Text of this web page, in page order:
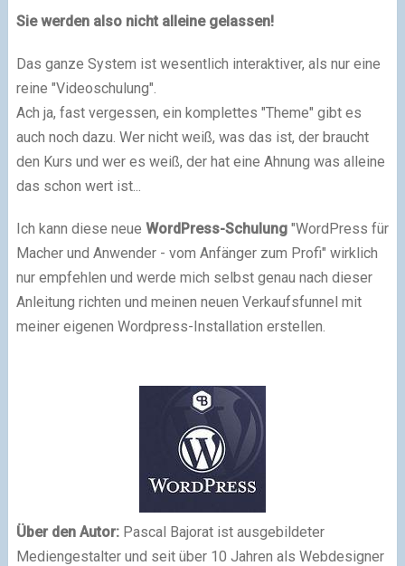
Sie werden also nicht alleine gelassen!
Das ganze System ist wesentlich interaktiver, als nur eine
reine "Videoschulung".
Ach ja, fast vergessen, ein komplettes "Theme" gibt es
auch noch dazu. Wer nicht weiß, was das ist, der braucht
den Kurs und wer es weiß, der hat eine Ahnung was alleine
das schon wert ist...
Ich kann diese neue WordPress-Schulung"WordPress für
Macher und Anwender - vom Anfänger zum Profi" wirklich
nur empfehlen und werde mich selbst genau nach dieser
Anleitung richten und meinen neuen Verkaufsfunnel mit
meiner eigenen Wordpress-Installation erstellen.
Über den Autor: Pascal Bajorat ist ausgebildeter
Mediengestalter und seit über 10 Jahren als Webdesigner